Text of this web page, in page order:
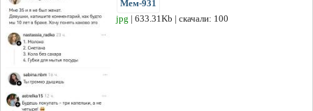
Мем-931
jpg | 633.31Kb | скачали: 100